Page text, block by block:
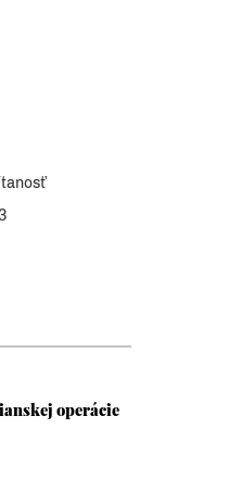
operácie